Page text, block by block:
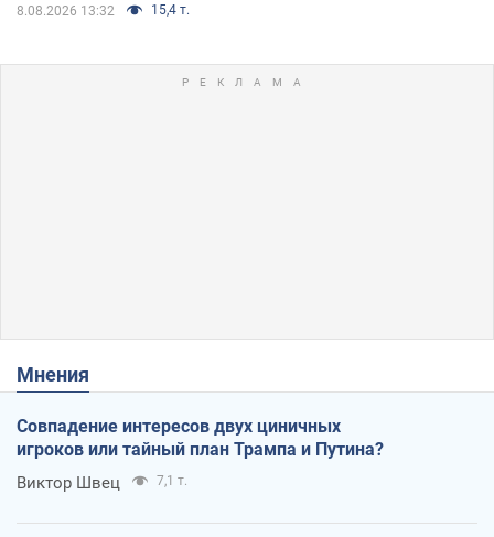
8.08.2026 13:32 15,4 т.
Мнения
Совпадение интересов двух циничных
игроков или тайный план Трампа и Путина?
Виктор Швец 7,1 т.